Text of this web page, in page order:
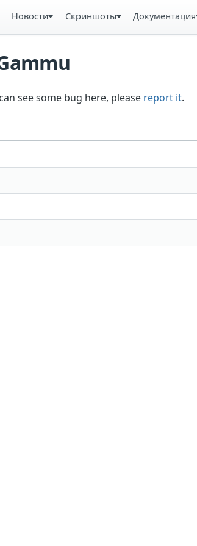
Новости Скриншоты Документация
see some bug here, please report it.